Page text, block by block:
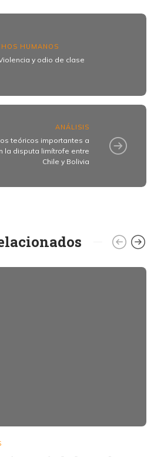
HUMANOS
y odio de clase
ANÁLISIS
teóricos importantes a
la disputa limítrofe entre
Chile y Bolivia